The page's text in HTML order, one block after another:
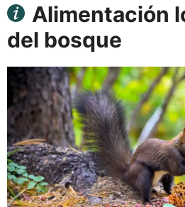
Alimentación
del bosque